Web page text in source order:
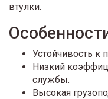
втулки.
Устойчивость к
Низкий
службы.
Высокая